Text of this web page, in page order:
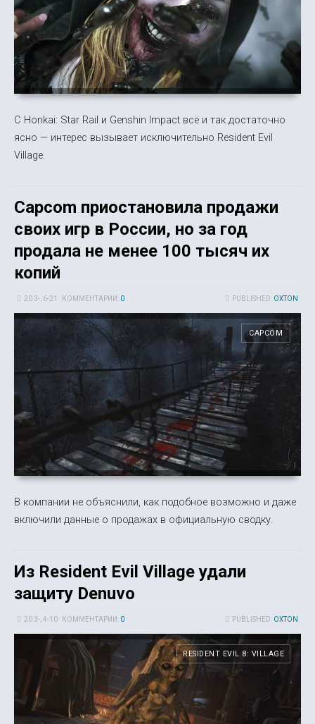
С Honkai: Star Rail и Genshin Impact всё и так достаточно
ясно — интерес вызывает исключительно Resident Evil
Village.
Capcom приостановила продажи
своих игр в России, но за год
продала не менее 100 тысяч их
копий
PUBLISHED: OXTON
20 3-, 6-21 КОММЕНТАРИИ: 0
CAPCOM
В компании не объяснили, как подобное возможно и даже
включили данные о продажах в официальную сводку.
Из Resident Evil Village удали
защиту Denuvo
PUBLISHED: OXTON
20 3-, 4-10 КОММЕНТАРИИ: 0
RESIDENT EVIL 8: VILLAGE